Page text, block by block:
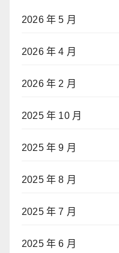
2026 年 5 月
2026 年 4 月
2026 年 2 月
2025 年 10 月
2025 年 9 月
2025 年 8 月
2025 年 7 月
2025 年 6 月